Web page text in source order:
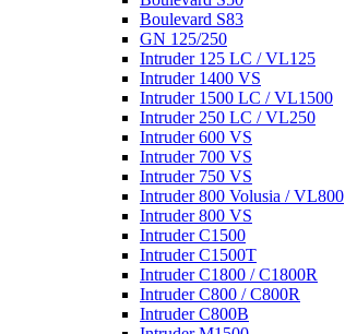
Boulevard S83
GN 125/250
Intruder 125 LC / VL125
Intruder 1400 VS
Intruder 1500 LC / VL1500
Intruder 250 LC / VL250
Intruder 600 VS
Intruder 700 VS
Intruder 750 VS
Intruder 800 Volusia / VL800
Intruder 800 VS
Intruder C1500
Intruder C1500T
Intruder C1800 / C1800R
Intruder C800 / C800R
Intruder C800B